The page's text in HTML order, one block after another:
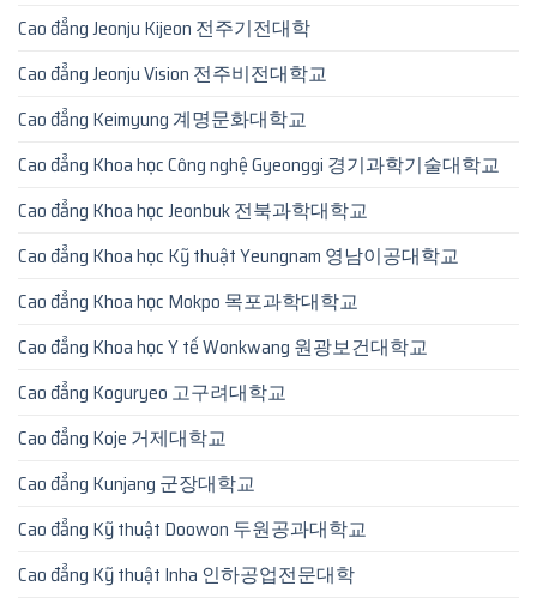
Cao đẳng Jeonju Kijeon 전주기전대학
Cao đẳng Jeonju Vision 전주비전대학교
Cao đẳng Keimyung 계명문화대학교
Cao đẳng Khoa học Công nghệ Gyeonggi 경기과학기술대학교
Cao đẳng Khoa học Jeonbuk 전북과학대학교
Cao đẳng Khoa học Kỹ thuật Yeungnam 영남이공대학교
Cao đẳng Khoa học Mokpo 목포과학대학교
Cao đẳng Khoa học Y tế Wonkwang 원광보건대학교
Cao đẳng Koguryeo 고구려대학교
Cao đẳng Koje 거제대학교
Cao đẳng Kunjang 군장대학교
Cao đẳng Kỹ thuật Doowon 두원공과대학교
Cao đẳng Kỹ thuật Inha 인하공업전문대학